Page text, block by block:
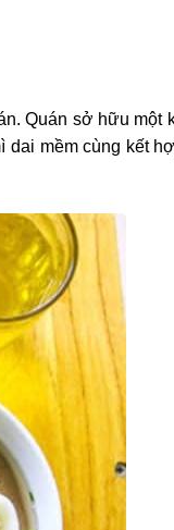
Quán sở hữu một
dai mềm cùng kết